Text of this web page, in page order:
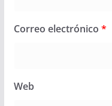
Correo electrónico *
Web